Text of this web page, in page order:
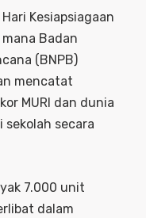
Kesiapsiagaan
Badan
(BNPB)
mencatat
MURI dan dunia
secara
7.000 unit
dalam